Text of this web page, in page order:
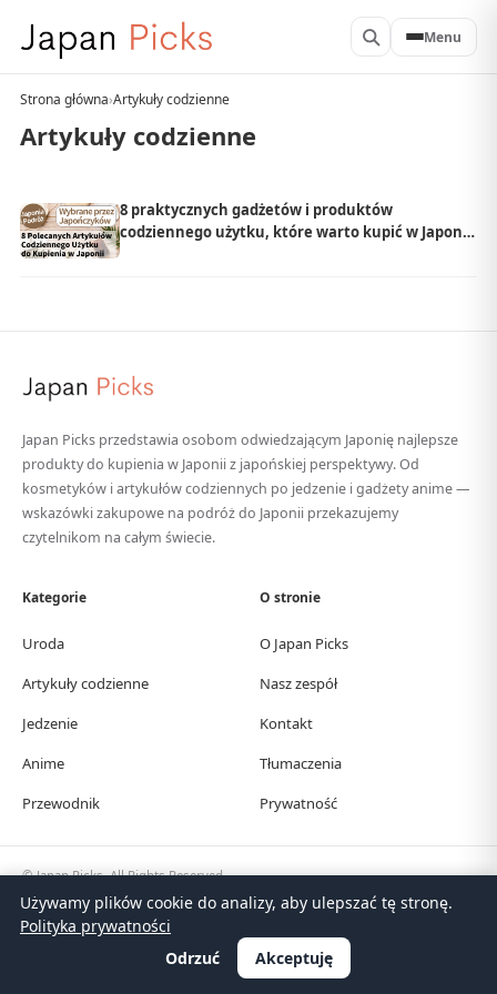
Menu
Strona główna›Artykuły codzienne
Artykuły codzienne
8 praktycznych gadżetów i produktów
codziennego użytku, które warto kupić w Japonii
Japan Picks przedstawia osobom odwiedzającym Japonię najlepsze
produkty do kupienia w Japonii z japońskiej perspektywy. Od
kosmetyków i artykułów codziennych po jedzenie i gadżety anime —
wskazówki zakupowe na podróż do Japonii przekazujemy
czytelnikom na całym świecie.
Kategorie
Uroda
Artykuły codzienne
Jedzenie
Anime
Przewodnik
O stronie
O Japan Picks
Nasz zespół
Kontakt
Tłumaczenia
Prywatność
© Japan Picks. All Rights Reserved.
日本語한국어繁體中文简体中文EnglishDeutschEspañolFrançais Italiano
PortuguêsPolskiTürkçe
Używamy plików cookie do analizy, aby ulepszać tę stronę.
Polityka prywatności
Odrzuć
Akceptuję